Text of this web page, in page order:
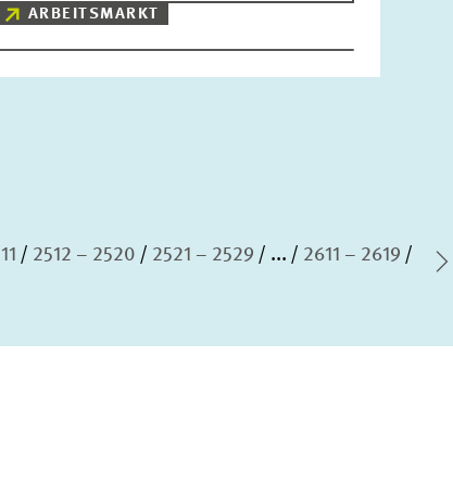
ARBEITSMARKT
2512 – 2520 2521 – 2529 ... 2611 – 2619